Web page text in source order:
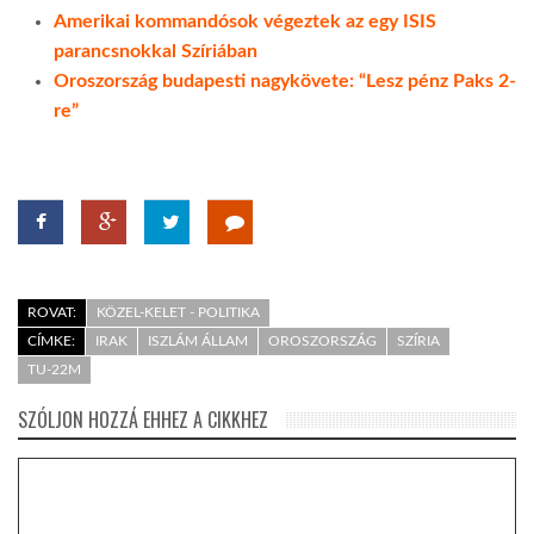
Amerikai kommandósok végeztek az egy ISIS
parancsnokkal Szíriában
Oroszország budapesti nagykövete: “Lesz pénz Paks 2-
re”
ROVAT:
KÖZEL-KELET - POLITIKA
CÍMKE:
IRAK ISZLÁM ÁLLAM OROSZORSZÁG
SZÍRIA
TU-22M
SZÓLJON HOZZÁ EHHEZ A CIKKHEZ